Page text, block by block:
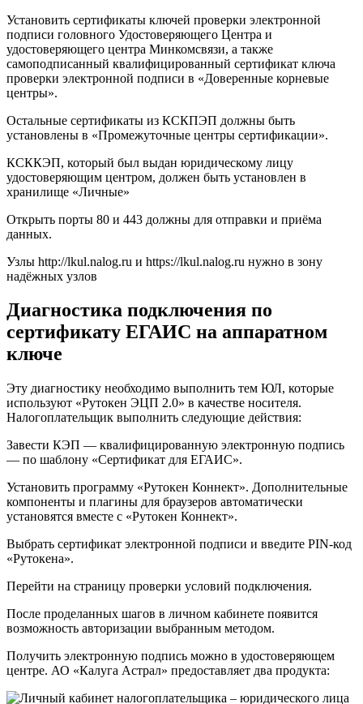
Установить сертификаты ключей проверки электронной
подписи головного Удостоверяющего Центра и
удостоверяющего центра Минкомсвязи, а также
самоподписанный квалифицированный сертификат ключа
проверки электронной подписи в «Доверенные корневые
центры».
Остальные сертификаты из КСКПЭП должны быть
установлены в «Промежуточные центры сертификации».
КСККЭП, который был выдан юридическому лицу
удостоверяющим центром, должен быть установлен в
хранилище «Личные»
Открыть порты 80 и 443 должны для отправки и приёма
данных.
Узлы http://lkul.nalog.ru и https://lkul.nalog.ru нужно в зону
надёжных узлов
Диагностика подключения по
сертификату ЕГАИС на аппаратном
ключе
Эту диагностику необходимо выполнить тем ЮЛ, которые
используют «Рутокен ЭЦП 2.0» в качестве носителя.
Налогоплательщик выполнить следующие действия:
Завести КЭП — квалифицированную электронную подпись
— по шаблону «Сертификат для ЕГАИС».
Установить программу «Рутокен Коннект». Дополнительные
компоненты и плагины для браузеров автоматически
установятся вместе с «Рутокен Коннект».
Выбрать сертификат электронной подписи и введите PIN-код
«Рутокена».
Перейти на страницу проверки условий подключения.
После проделанных шагов в личном кабинете появится
возможность авторизации выбранным методом.
Получить электронную подпись можно в удостоверяющем
центре. АО «Калуга Астрал» предоставляет два продукта: